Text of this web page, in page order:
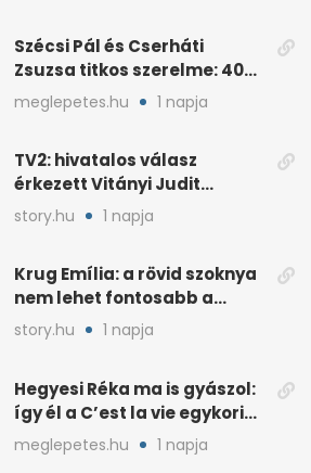
Szécsi Pál és Cserháti
Zsuzsa titkos szerelme: 40
év után derült ki
meglepetes.hu 1 napja
TV2: hivatalos válasz
érkezett Vitányi Judit
további szerepéről
story.hu 1 napja
Krug Emília: a rövid szoknya
nem lehet fontosabb a
kérdéseimnél
story.hu 1 napja
Hegyesi Réka ma is gyászol:
így él a C’est la vie egykori
énekesnője
meglepetes.hu 1 napja